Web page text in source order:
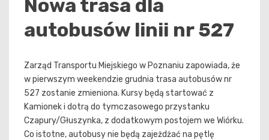
Nowa trasa dla
autobusów linii nr 527
Zarząd Transportu Miejskiego w Poznaniu zapowiada, że
w pierwszym weekendzie grudnia trasa autobusów nr
527 zostanie zmieniona. Kursy będą startować z
Kamionek i dotrą do tymczasowego przystanku
Czapury/Głuszynka, z dodatkowym postojem we Wiórku.
Co istotne, autobusy nie będą zajeżdżać na pętlę